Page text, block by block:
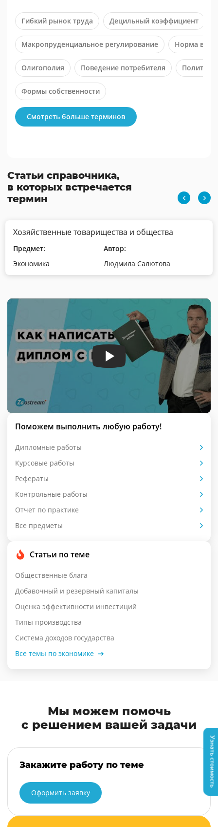
Гибкий рынок труда Децильный коэффициент
Макропруденциальное регулирование Норма
Олигополия Поведение потребителя
Формы собственности
Смотреть больше терминов
Статьи справочника,
в которых встречается
термин
Хозяйственные товарищества и общества
Предмет:
Экономика
Автор:
Людмила Салютова
Поможем выполнить любую работу!
Дипломные работы
Курсовые работы
Рефераты
Контрольные работы
Отчет по практике
Все предметы
Статьи по теме
Общественные блага
Добавочный и резервный капиталы
Оценка эффективности инвестиций
Типы производства
Система доходов государства
Все темы по экономике
Мы можем помочь
с решением вашей задачи
Закажите работу по теме
Оформить заявку
Узнать стоимость